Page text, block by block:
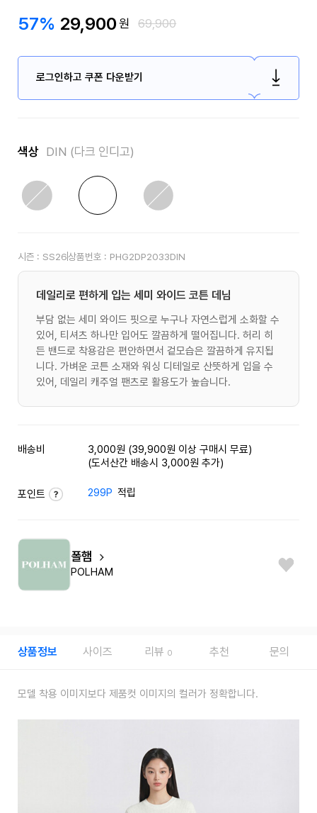
57% 29,900원 69,900
로그인하고 쿠폰 다운받기
색상 DIN (다크 인디고)
시즌 : SS26상품번호 : PHG2DP2033DIN
데일리로 편하게 입는 세미 와이드 코튼 데님
부담 없는 세미 와이드 핏으로 누구나 자연스럽게 소화할 수
있어, 티셔츠 하나만 입어도 깔끔하게 떨어집니다. 허리 히
든 밴드로 착용감은 편안하면서 겉모습은 깔끔하게 유지됩
니다. 가벼운 코튼 소재와 워싱 디테일로 산뜻하게 입을 수
있어, 데일리 캐주얼 팬츠로 활용도가 높습니다.
배송비
3,000원 (39,900원 이상 구매시 무료)
(도서산간 배송시 3,000원 추가)
포인트 299P 적립
폴햄
POLHAM
상품정보 사이즈 리뷰 0 추천 문의
모델 착용 이미지보다 제품컷 이미지의 컬러가 정확합니다.